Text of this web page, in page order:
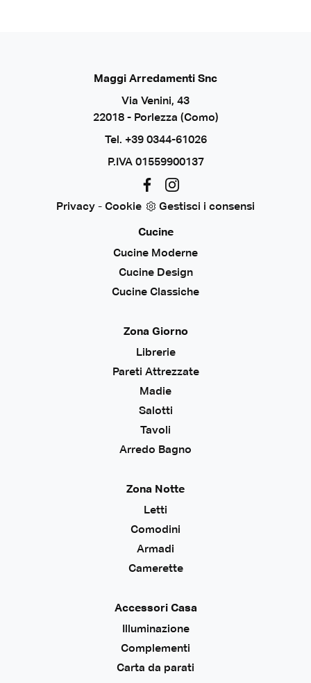
Maggi Arredamenti Snc
Via Venini, 43
22018 - Porlezza (Como)
Tel. +39 0344-61026
P.IVA 01559900137
Privacy - Cookie Gestisci i consensi
Cucine
Cucine Moderne
Cucine Design
Cucine Classiche
Zona Giorno
Librerie
Pareti Attrezzate
Madie
Salotti
Tavoli
Arredo Bagno
Zona Notte
Letti
Comodini
Armadi
Camerette
Accessori Casa
Illuminazione
Complementi
Carta da parati